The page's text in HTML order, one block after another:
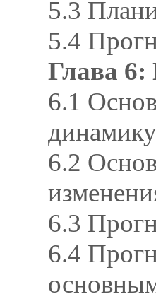
5.3
5.4
Глава 6:
6.1
6.2
6.3
6.4